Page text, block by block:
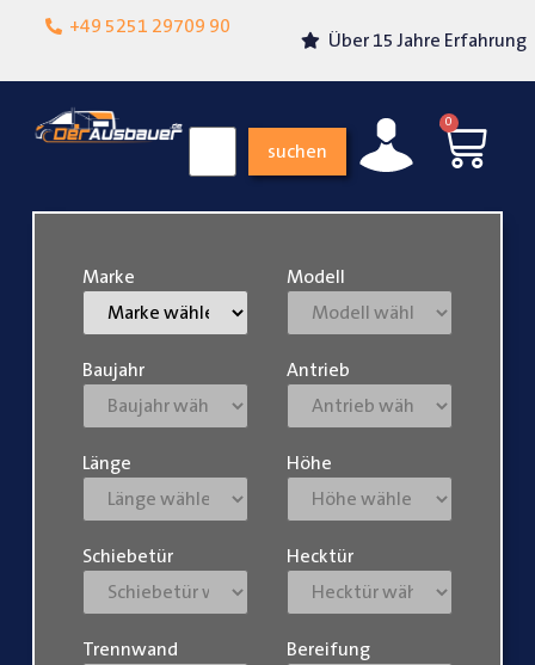
+49 5251 29709 90
Lokalgeschäft in
Über 15 Jahre Erfahrung
suchen
0
Marke Modell
Baujahr Antrieb
Länge Höhe
Schiebetür Hecktür
Trennwand Bereifung